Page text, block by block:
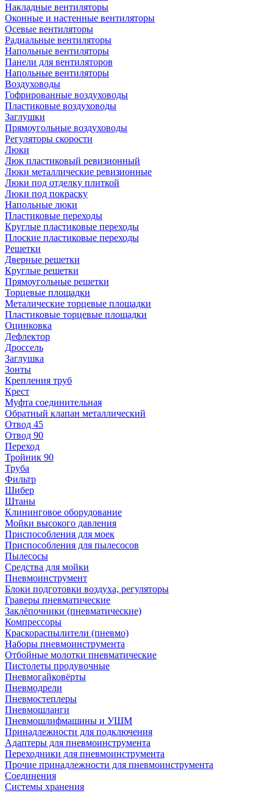
Накладные вентиляторы
Оконные и настенные вентиляторы
Осевые вентиляторы
Радиальные вентиляторы
Напольные вентиляторы
Панели для вентиляторов
Напольные вентиляторы
Воздуховоды
Гофрированные воздуховоды
Пластиковые воздуховоды
Заглушки
Прямоугольные воздуховоды
Регуляторы скорости
Люки
Люк пластиковый ревизионный
Люки металлические ревизионные
Люки под отделку плиткой
Люки под покраску
Напольные люки
Пластиковые переходы
Круглые пластиковые переходы
Плоские пластиковые переходы
Решетки
Дверные решетки
Круглые решетки
Прямоугольные решетки
Торцевые площадки
Металические торцевые площадки
Пластиковые торцевые площадки
Оцинковка
Дефлектор
Дроссель
Заглушка
Зонты
Крепления труб
Крест
Муфта соединительная
Обратный клапан металлический
Отвод 45
Отвод 90
Переход
Тройник 90
Труба
Фильтр
Шибер
Штаны
Клининговое оборудование
Мойки высокого давления
Приспособления для моек
Приспособления для пылесосов
Пылесосы
Средства для мойки
Пневмоинструмент
Блоки подготовки воздуха, регуляторы
Граверы пневматические
Заклёпочники (пневматические)
Компрессоры
Краскораспылители (пневмо)
Наборы пневмоинструмента
Отбойные молотки пневматические
Пистолеты продувочные
Пневмогайковёрты
Пневмодрели
Пневмостеплеры
Пневмошланги
Пневмошлифмашины и УШМ
Принадлежности для подключения
Адаптеры для пневмоинструмента
Переходники для пневмоинструмента
Прочие принадлежности для пневмоинструмента
Соединения
Системы хранения